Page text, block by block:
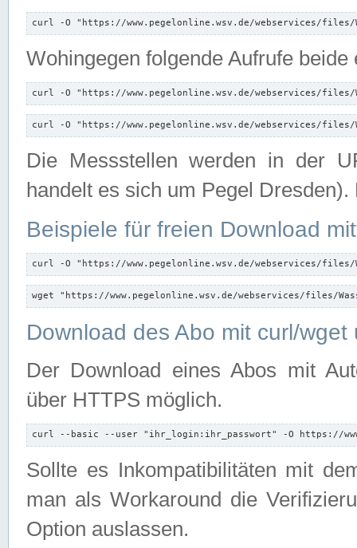
curl -O "https://www.pegelonline.wsv.de/webservices/files/
Wohingegen folgende Aufrufe beide
curl -O "https://www.pegelonline.wsv.de/webservices/files/
curl -O "https://www.pegelonline.wsv.de/webservices/files/
Die Messstellen werden in der
handelt es sich um Pegel
Beispiele für freien Download
curl -O "https://www.pegelonline.wsv.de/webservices/files/
wget "https://www.pegelonline.wsv.de/webservices/files/
Download des Abo mit curl/
Der Download eines Abos mit
über HTTPS möglich.
curl --basic --user "ihr_login:ihr_passwort" -O https://
Sollte es Inkompatibilitäten mit
man als Workaround die
Option auslassen.